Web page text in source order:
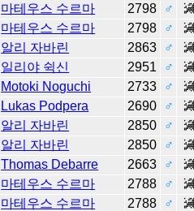
마테우스 수르마 2798
♂
마테우스 수르마 2798
♂
알리 자바린 2863
♂
일리야 쉭신 2951
♂
Motoki Noguchi 2733
♂
Lukas Podpera 2690
♂
알리 자바린 2850
♂
알리 자바린 2850
♂
Thomas Debarre 2663
♂
마테우스 수르마 2788
♂
마테우스 수르마 2788
♂